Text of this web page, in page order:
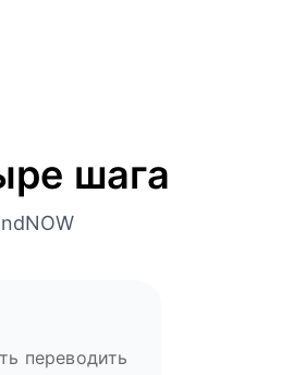
шага
переводить